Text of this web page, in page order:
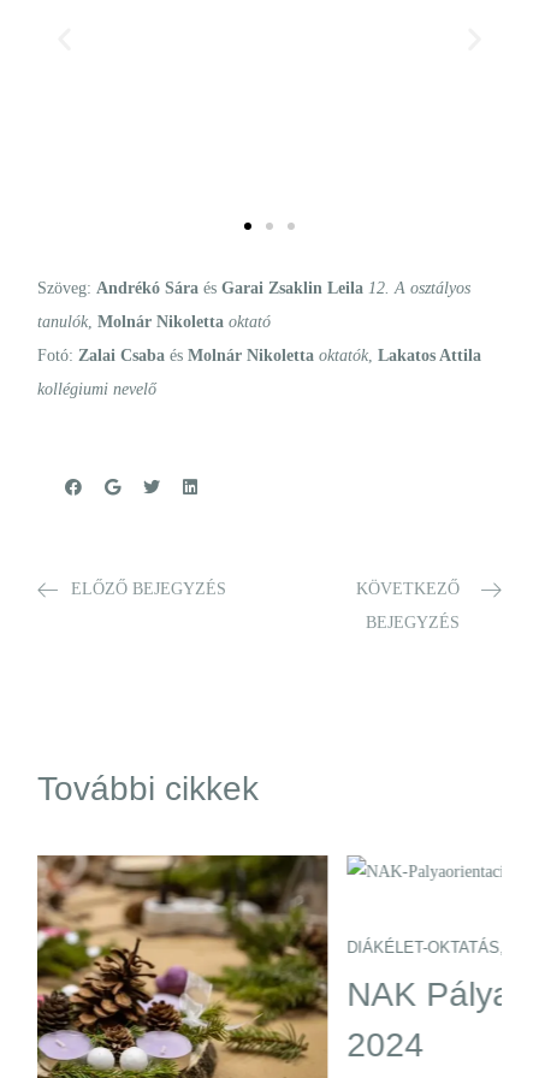
Szöveg:Andrékó Sára ésGarai Zsaklin Leila 12. A osztályos
tanulók,Molnár Nikoletta oktató
Fotó:Zalai Csaba ésMolnár Nikoletta oktatók,Lakatos Attila
kollégiumi nevelő
ELŐZŐ BEJEGYZÉS
KÖVETKEZŐ
BEJEGYZÉS
További cikkek
DIÁKÉLET-OKTATÁS, KÖZLEMÉNYEK
NAK Pályaorientációs Nap
2024